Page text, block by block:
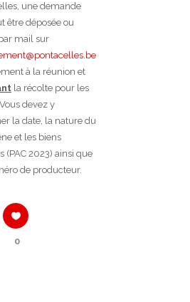
une demande
être déposée ou
mail sur
à la réunion et
la récolte pour les
devez y
la date, la nature du
et les biens
(PAC 2023) ainsi que
de producteur.
0